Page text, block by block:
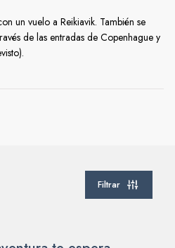
un vuelo a Reikiavik. También se
de las entradas de Copenhague y